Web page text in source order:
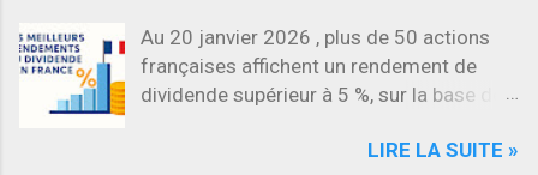
Au 20 janvier 2026 , plus de 50 actions
françaises affichent un rendement de
dividende supérieur à 5 %, sur la base des
évolutions les plus marquantes concerne
LIRE LA SUITE »